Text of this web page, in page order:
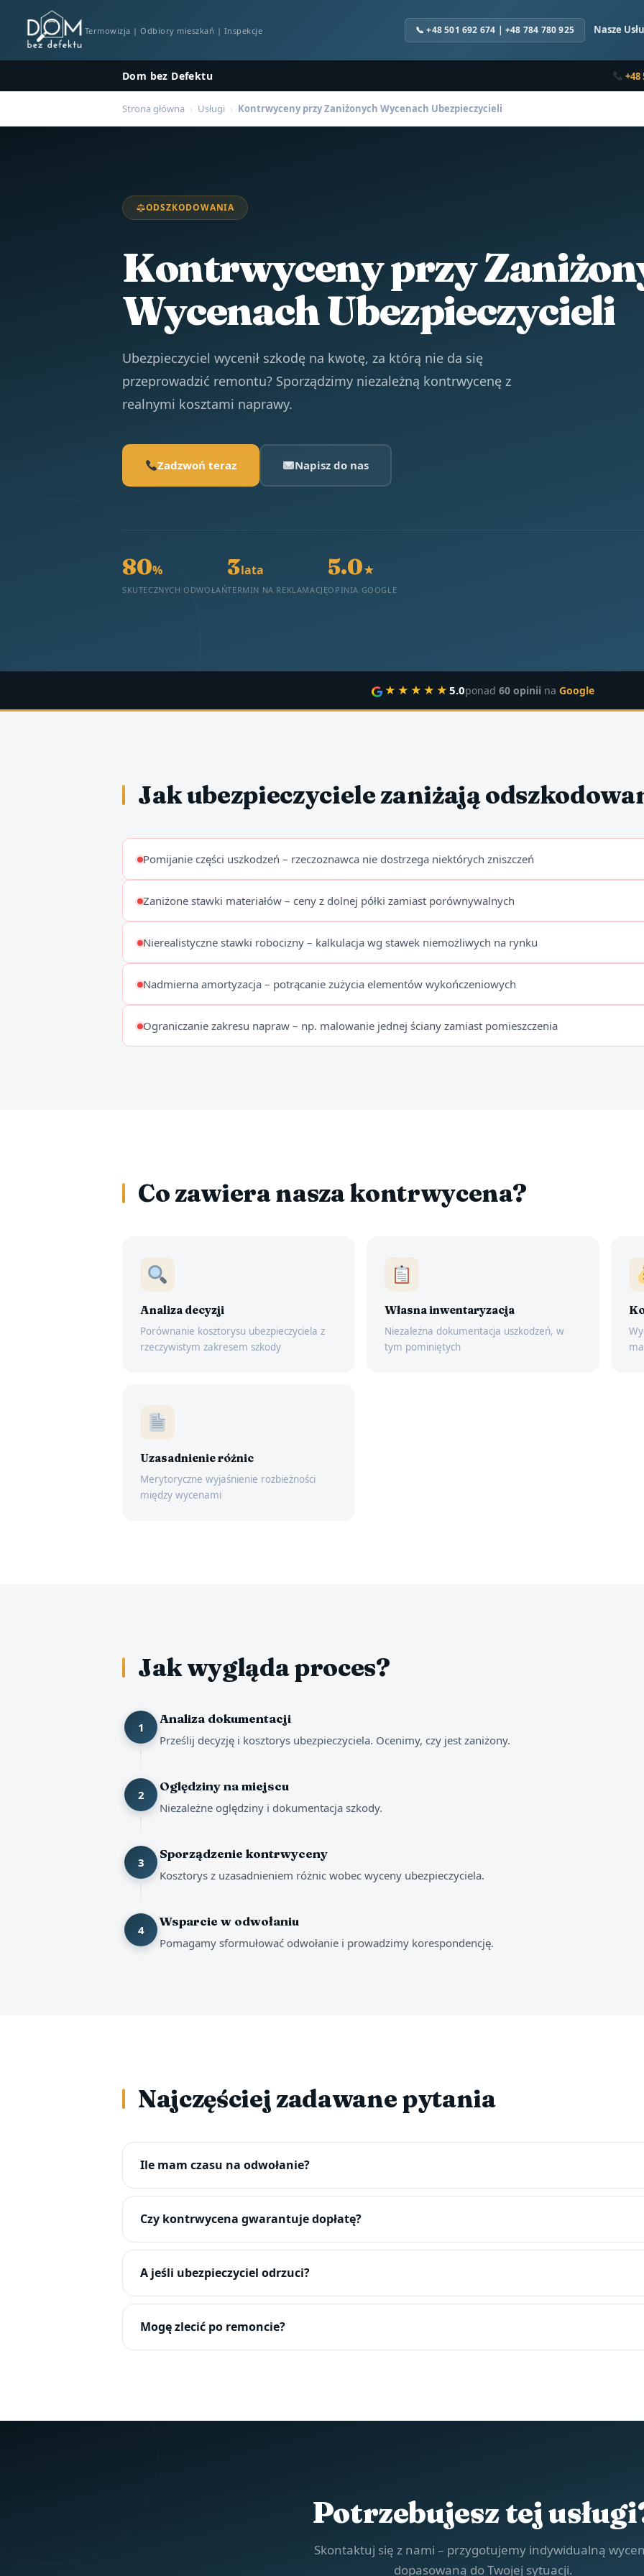
Termowizja | Odbiory mieszkań | Inspekcje Nasze
Dom bez Defektu +48
Strona główna › Usługi › Kontrwyceny przy Zaniżonych Wycenach Ubezpieczycieli
ODSZKODOWANIA
Kontrwyceny przy
Wycenach Ubezpieczycieli
Ubezpieczyciel wycenił szkodę na kwotę, za którą nie da się
przeprowadzić remontu? Sporządzimy niezależną kontrwycenę z
realnymi kosztami naprawy.
Zadzwoń teraz Napisz do nas
80%
SKUTECZNYCH ODWOŁAŃ
3lata
TERMIN NA REKLAMACJĘ
5.0★
OPINIA GOOGLE
★★★★★ 5.0ponad 60 opinii na Google
Jak ubezpieczyciele zaniżają
Pomijanie części uszkodzeń – rzeczoznawca nie dostrzega niektórych zniszczeń
Zaniżone stawki materiałów – ceny z dolnej półki zamiast porównywalnych
Nierealistyczne stawki robocizny – kalkulacja wg stawek niemożliwych na rynku
Nadmierna amortyzacja – potrącanie zużycia elementów wykończeniowych
Ograniczanie zakresu napraw – np. malowanie jednej ściany zamiast pomieszczenia
Co zawiera nasza kontrwycena?
Analiza decyzji
Porównanie kosztorysu ubezpieczyciela z
rzeczywistym zakresem szkody
Własna inwentaryzacja
Niezależna dokumentacja uszkodzeń, w
tym pominiętych
Uzasadnienie różnic
Merytoryczne wyjaśnienie rozbieżności
między wycenami
Jak wygląda proces?
1
Analiza dokumentacji
Prześlij decyzję i kosztorys ubezpieczyciela. Ocenimy, czy jest zaniżony.
2
Oględziny na miejscu
Niezależne oględziny i dokumentacja szkody.
3
Sporządzenie kontrwyceny
Kosztorys z uzasadnieniem różnic wobec wyceny ubezpieczyciela.
4
Wsparcie w odwołaniu
Pomagamy sformułować odwołanie i prowadzimy korespondencję.
Najczęściej zadawane pytania
Ile mam czasu na odwołanie?
Czy kontrwycena gwarantuje dopłatę?
A jeśli ubezpieczyciel odrzuci?
Mogę zlecić po remoncie?
Potrzebujesz tej
Skontaktuj się z nami – przygotujemy indywidualną
dopasowaną do Twojej sytuacji.